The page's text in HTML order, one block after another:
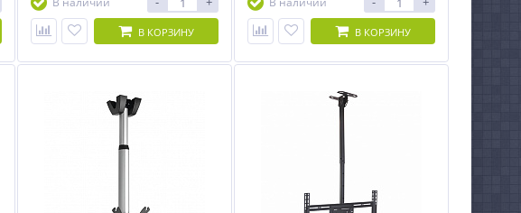
В КОРЗИНУ В КОРЗИНУ